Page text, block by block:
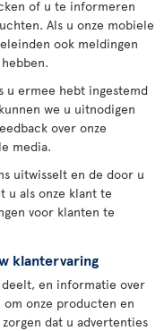
of u te informeren
Als u onze mobiele
ook meldingen
u ermee hebt ingestemd
we u uitnodigen
over onze
media.
uitwisselt en de door u
u als onze klant te
voor klanten te
klantervaring
en informatie over
om onze producten en
dat u advertenties